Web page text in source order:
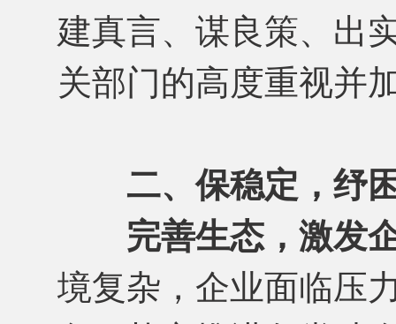
建真言、谋良策、出
关部门的高度重视并
二、保稳定，纾
完善生态，激发
境复杂，企业面临压